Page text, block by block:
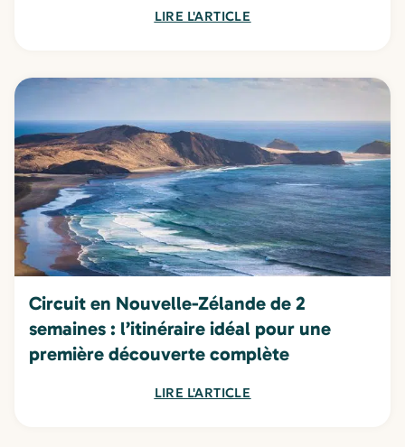
LIRE L'ARTICLE
Circuit en Nouvelle-Zélande de 2
semaines : l’itinéraire idéal pour une
première découverte complète
LIRE L'ARTICLE